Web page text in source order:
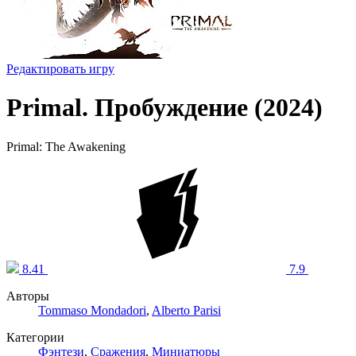
Редактировать игру
Primal. Пробуждение (2024)
Primal: The Awakening
8.41
7.9
Авторы
Tommaso Mondadori, Alberto Parisi
Категории
Фэнтези, Сражения, Миниатюры